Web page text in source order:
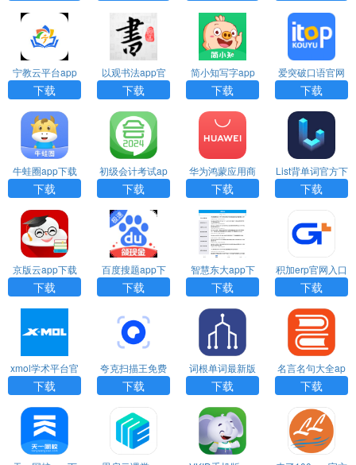
宁教云平台app
下载安装
下载
以观书法app官
方版最新下载
下载
简小知写字app
下载
下载
爱突破口语官网
版app免费下载
下载
牛蛙圈app下载
安装
下载
初级会计考试ap
p下载
下载
华为鸿蒙应用商
店官方版app下
载
下载
List背单词官方下
载
下载
京版云app下载
安装
下载
百度搜题app下
载
下载
智慧东大app下
载
下载
积加erp官网入口
下载手机版
下载
xmol学术平台官
网下载
下载
夸克扫描王免费
版下载
下载
词根单词最新版
下载安装
下载
名言名句大全ap
p下载
下载